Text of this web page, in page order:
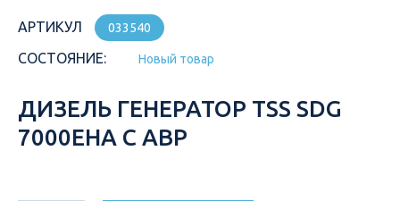
АРТИКУЛ 033540
СОСТОЯНИЕ: Новый товар
ДИЗЕЛЬ ГЕНЕРАТОР TSS SDG
7000EHA С АВР